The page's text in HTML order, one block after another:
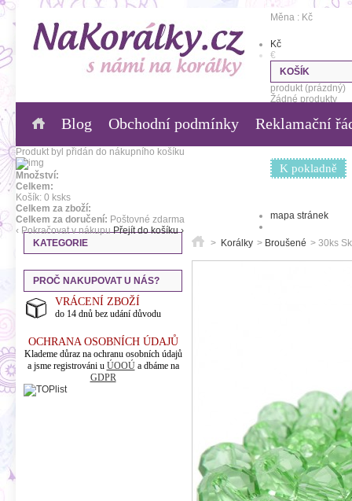
Měna : Kč
Kč
€
KOŠÍK
produkt (prázdný)
Žádné produkty
0,00 Kč Poštovné
K pokladně
mapa stránek
Blog Obchodní podmínky Reklamační
Produkt byl přidán do nákupního košíku
Množství:
Celkem:
Košík: 0 ksks
Celkem za zboží:
Celkem za doručení: Poštovné zdarma
‹ Pokračovat v nákupu Přejít do košíku ›
KATEGORIE
PROČ NAKUPOVAT U NÁS?
VRÁCENÍ ZBOŽÍ
do 14 dnů bez udání důvodu
OCHRANA OSOBNÍCH ÚDAJŮ
Klademe důraz na ochranu osobních údajů
a jsme registrováni u ÚOOÚa dbáme na
GDPR
> Korálky > Broušené > 30ks